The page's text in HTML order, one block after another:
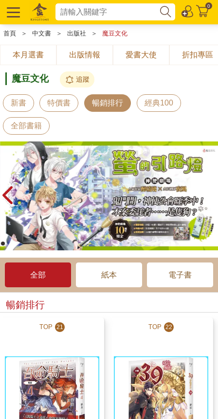
0
首頁 ＞ 中文書 ＞ 出版社 ＞ 魔豆文化
本月選書 出版情報 愛書大使 折扣專區
魔豆文化 追蹤
新書 特價書 暢銷排行 經典100
全部書籍
全部 紙本 電子書
暢銷排行
TOP 21 TOP 22